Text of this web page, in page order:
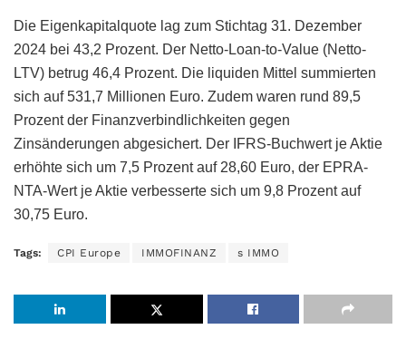
Die Eigenkapitalquote lag zum Stichtag 31. Dezember
2024 bei 43,2 Prozent. Der Netto-Loan-to-Value (Netto-
LTV) betrug 46,4 Prozent. Die liquiden Mittel summierten
sich auf 531,7 Millionen Euro. Zudem waren rund 89,5
Prozent der Finanzverbindlichkeiten gegen
Zinsänderungen abgesichert. Der IFRS-Buchwert je Aktie
erhöhte sich um 7,5 Prozent auf 28,60 Euro, der EPRA-
NTA-Wert je Aktie verbesserte sich um 9,8 Prozent auf
30,75 Euro.
Tags: CPI Europe IMMOFINANZ s IMMO